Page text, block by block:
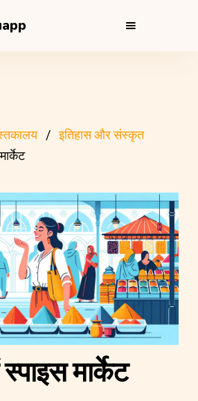
इतिहास और संस्कृत
मार्केट